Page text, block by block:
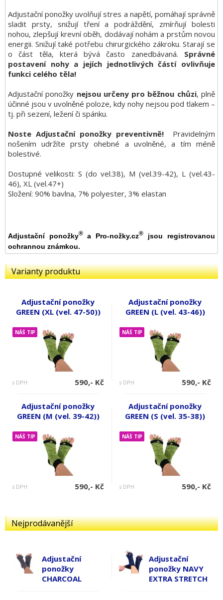
Nejprodávanější
Adjustační
ponožky
CHARCOAL
Adjustační
ponožky NAVY
EXTRA STRETCH
Adjustační ponožky uvolňují stres a napětí, pomáhají správně
sladit prsty, snižují tření a podráždění, zmírňují bolesti
nohou, zlepšují krevní oběh, dodávají nohám a prstům novou
energii. Snižují také potřebu chirurgického zákroku. Starají se
o část těla, která bývá často zanedbávaná. Správné
postavení nohy a jejích jednotlivých částí ovlivňuje
funkci celého těla!
Adjustační ponožky nejsou určeny pro běžnou chůzi, plně
účinné jsou v uvolněné poloze, kdy nohy nejsou pod tlakem –
tj. při sezení, ležení či spánku.
Noste Adjustační ponožky preventivně! Pravidelným
nošením udržíte prsty ohebné a uvolněné, a tím méně
bolestivé.
Dostupné velikosti: S (do vel.38), M (vel.39-42), L (vel.43-
46), XL (vel.47+)
Složení: 90% bavlna, 7% polyester, 3% elastan
Adjustační ponožky® a Pro-nožky.cz®
jsou registrovanou
ochrannou známkou.
Varianty produktu
Adjustační ponožky
GREEN (XL (vel. 47-50))
NÁŠ TIP
s DPH 590,- Kč
Adjustační ponožky
GREEN (L (vel. 43-46))
NÁŠ TIP
s DPH 590,- Kč
Adjustační ponožky
GREEN (M (vel. 39-42))
NÁŠ TIP
s DPH 590,- Kč
Adjustační ponožky
GREEN (S (vel. 35-38))
NÁŠ TIP
s DPH 590,- Kč